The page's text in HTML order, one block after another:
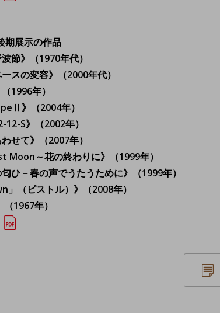
期展示の作品
節》（1970年代）
スの変容》（2000年代）
1996年）
》（2004年）
S》（2002年）
せて》（2007年）
～花の終わりに》（1999年）
ひ－春の声でうたうために》（1999年）
（ピストル）》（2008年）
1967年）